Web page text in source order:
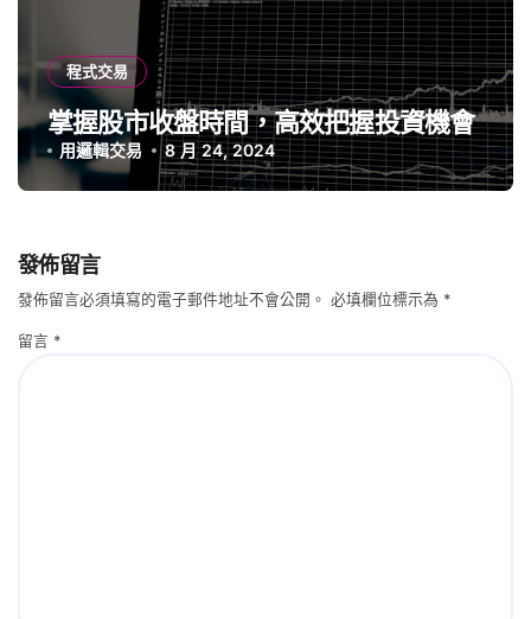
程式交易
掌握股市收盤時間，高效把握投資機會
用邏輯交易 8 月 24, 2024
發佈留言
發佈留言必須填寫的電子郵件地址不會公開。 必填欄位標示為 *
留言 *